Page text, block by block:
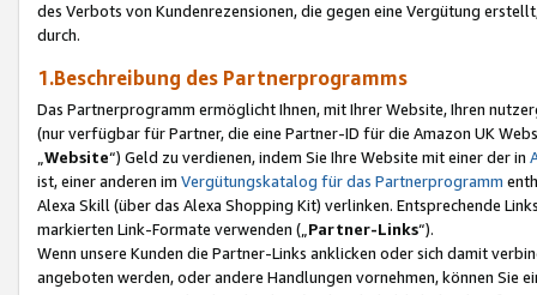
des Verbots von Kundenrezensionen, die gegen eine Vergütung
durch.
1.Beschreibung des Partnerprogramms
Das Partnerprogramm ermöglicht Ihnen, mit Ihrer Website, Ihren
(nur verfügbar für Partner, die eine Partner-ID für die Amazon UK
Website“) Geld zu verdienen, indem Sie Ihre Website mit einer der in
ist, einer anderen im Vergütungskatalog für das Partnerprogramm
Alexa Skill (über das Alexa Shopping Kit) verlinken. Entsprechende
markierten Link-Formate verwenden („ Partner-Links“).
Wenn unsere Kunden die Partner-Links anklicken oder sich damit
angeboten werden, oder andere Handlungen vornehmen, können Sie